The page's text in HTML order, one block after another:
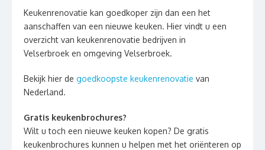
Keukenrenovatie kan goedkoper zijn dan een het
aanschaffen van een nieuwe keuken. Hier vindt u een
overzicht van keukenrenovatie bedrijven in
Velserbroek en omgeving Velserbroek.
Bekijk hier de goedkoopste keukenrenovatie van
Nederland.
Gratis keukenbrochures?
Wilt u toch een nieuwe keuken kopen? De gratis
keukenbrochures kunnen u helpen met het oriënteren op